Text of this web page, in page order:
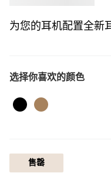
为您的耳机配置全新
选择你喜欢的颜色
黑色 米金色
售罄